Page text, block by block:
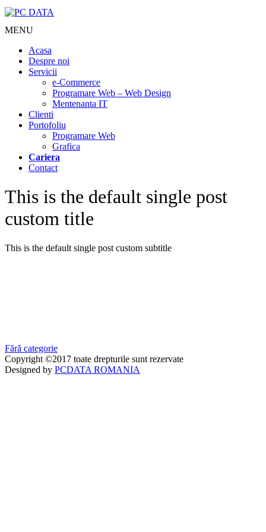
MENU
Acasa
Despre noi
Servicii
e-Commerce
Programare Web – Web Design
Mentenanta IT
Clienti
Portofoliu
Programare Web
Grafica
Cariera
Contact
This is the default single post
custom title
This is the default single post custom subtitle
Fără categorie
Copyright ©2017 toate drepturile sunt rezervate
Designed by PCDATA ROMANIA